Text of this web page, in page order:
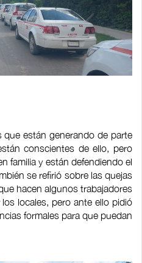
que están generando de parte
conscientes de ello, pero
familia y están defendiendo el
se refirió sobre las quejas
hacen algunos trabajadores
locales, pero ante ello pidió
formales para que puedan